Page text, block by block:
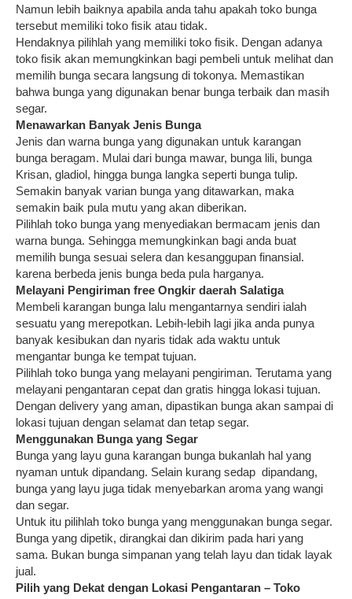
Namun lebih baiknya apabila anda tahu apakah toko bunga
tersebut memiliki toko fisik atau tidak.
Hendaknya pilihlah yang memiliki toko fisik. Dengan adanya
toko fisik akan memungkinkan bagi pembeli untuk melihat dan
memilih bunga secara langsung di tokonya. Memastikan
bahwa bunga yang digunakan benar bunga terbaik dan masih
segar.
Menawarkan Banyak Jenis Bunga
Jenis dan warna bunga yang digunakan untuk karangan
bunga beragam. Mulai dari bunga mawar, bunga lili, bunga
Krisan, gladiol, hingga bunga langka seperti bunga tulip.
Semakin banyak varian bunga yang ditawarkan, maka
semakin baik pula mutu yang akan diberikan.
Pilihlah toko bunga yang menyediakan bermacam jenis dan
warna bunga. Sehingga memungkinkan bagi anda buat
memilih bunga sesuai selera dan kesanggupan finansial.
karena berbeda jenis bunga beda pula harganya.
Melayani Pengiriman free Ongkir daerah Salatiga
Membeli karangan bunga lalu mengantarnya sendiri ialah
sesuatu yang merepotkan. Lebih-lebih lagi jika anda punya
banyak kesibukan dan nyaris tidak ada waktu untuk
mengantar bunga ke tempat tujuan.
Pilihlah toko bunga yang melayani pengiriman. Terutama yang
melayani pengantaran cepat dan gratis hingga lokasi tujuan.
Dengan delivery yang aman, dipastikan bunga akan sampai di
lokasi tujuan dengan selamat dan tetap segar.
Menggunakan Bunga yang Segar
Bunga yang layu guna karangan bunga bukanlah hal yang
nyaman untuk dipandang. Selain kurang sedap dipandang,
bunga yang layu juga tidak menyebarkan aroma yang wangi
dan segar.
Untuk itu pilihlah toko bunga yang menggunakan bunga segar.
Bunga yang dipetik, dirangkai dan dikirim pada hari yang
sama. Bukan bunga simpanan yang telah layu dan tidak layak
jual.
Pilih yang Dekat dengan Lokasi Pengantaran – Toko